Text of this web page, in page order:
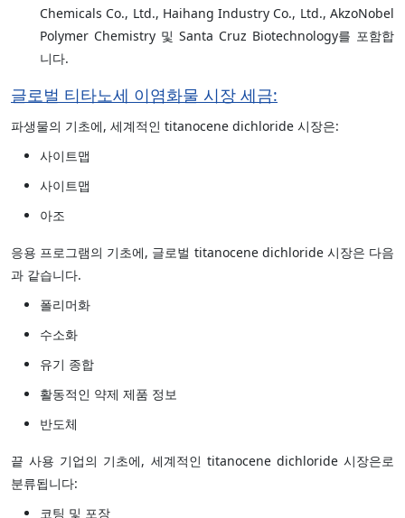
Chemicals Co., Ltd., Haihang Industry Co., Ltd., AkzoNobel
Polymer Chemistry 및 Santa Cruz Biotechnology를 포함합
니다.
글로벌 티타노세 이염화물 시장 세금:
파생물의 기초에, 세계적인 titanocene dichloride 시장은:
사이트맵
사이트맵
아조
응용 프로그램의 기초에, 글로벌 titanocene dichloride 시장은 다음
과 같습니다.
폴리머화
수소화
유기 종합
활동적인 약제 제품 정보
반도체
끝 사용 기업의 기초에, 세계적인 titanocene dichloride 시장은로
분류됩니다:
코팅 및 포장